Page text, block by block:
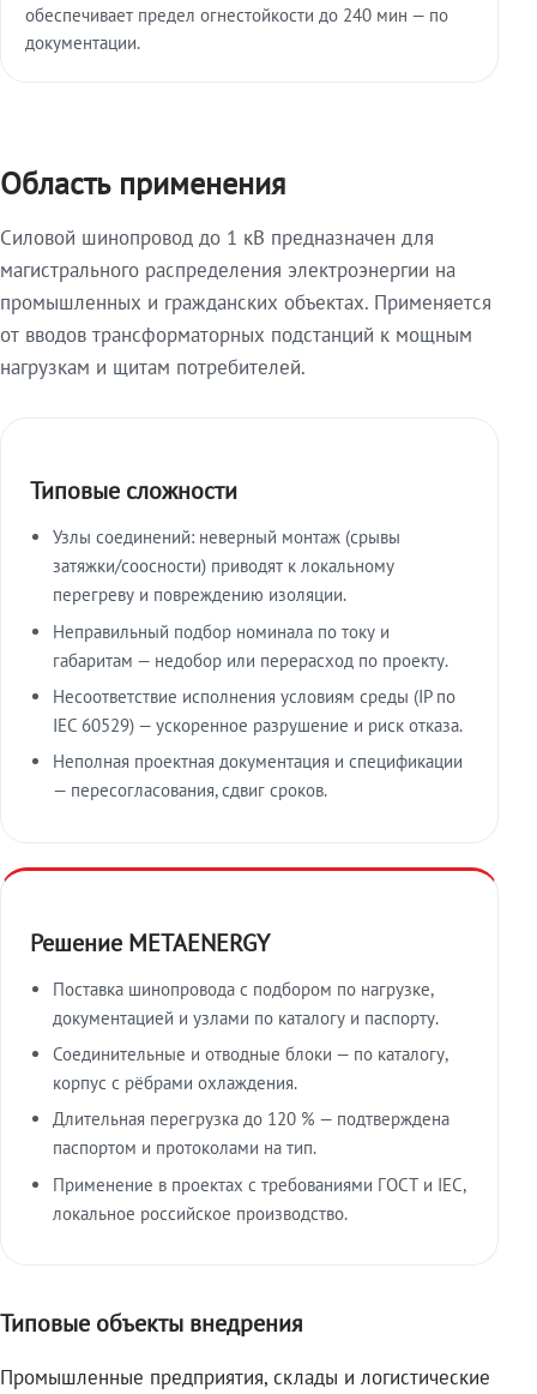
обеспечивает предел огнестойкости до 240 мин — по
документации.
Область применения
Силовой шинопровод до 1 кВ предназначен для
магистрального распределения электроэнергии на
промышленных и гражданских объектах. Применяется
от вводов трансформаторных подстанций к мощным
нагрузкам и щитам потребителей.
Типовые сложности
Узлы соединений: неверный монтаж (срывы
затяжки/соосности) приводят к локальному
перегреву и повреждению изоляции.
Неправильный подбор номинала по току и
габаритам — недобор или перерасход по проекту.
Несоответствие исполнения условиям среды (IP по
IEC 60529) — ускоренное разрушение и риск отказа.
Неполная проектная документация и спецификации
— пересогласования, сдвиг сроков.
Решение METAENERGY
Поставка шинопровода с подбором по нагрузке,
документацией и узлами по каталогу и паспорту.
Соединительные и отводные блоки — по каталогу,
корпус с рёбрами охлаждения.
Длительная перегрузка до 120 % — подтверждена
паспортом и протоколами на тип.
Применение в проектах с требованиями ГОСТ и IEC,
локальное российское производство.
Типовые объекты внедрения
Промышленные предприятия, склады и логистические